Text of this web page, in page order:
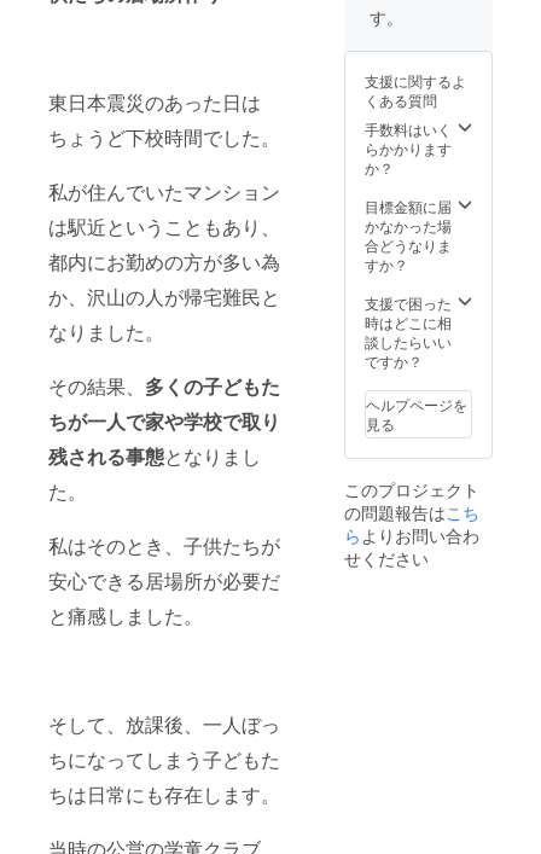
東日本震災のあった日は
ちょうど下校時間でした。
私が住んでいたマンション
は駅近ということもあり、
都内にお勤めの方が多い為
か、沢山の人が帰宅難民と
なりました。
その結果、 多くの子どもた
ちが一人で家や学校で取り
残される事態となりまし
た。
私はそのとき、子供たちが
安心できる居場所が必要だ
と痛感しました。
そして、放課後、一人ぼっ
ちになってしまう子どもた
ちは日常にも存在します。
をお渡
しま
す。 ※
活動報
告の詳
細は
円コー
スをご
覧くだ
さい。
の詳細
は
30,000
円コー
覧くだ
さい。
ターン
て＞を
お読み
下さ
い。
す。
支援に関するよ
くある質問
手数料はいく
らかかります
か？
目標金額に届
かなかった場
合どうなりま
すか？
支援で困った
時はどこに相
談したらいい
ですか？
ヘルプページを
見る
このプロジェクト
の問題報告はこち
らよりお問い合わ
せください